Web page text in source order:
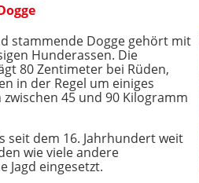
stammende Dogge gehört mit
Hunderassen. Die
80 Zentimeter bei Rüden,
in der Regel um einiges
45 und 90 Kilogramm
seit dem 16. Jahrhundert weit
wie viele andere
Jagd eingesetzt.